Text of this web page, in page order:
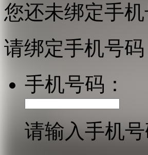
您还未绑定手
请绑定手机号
手机号码：
请输入手机